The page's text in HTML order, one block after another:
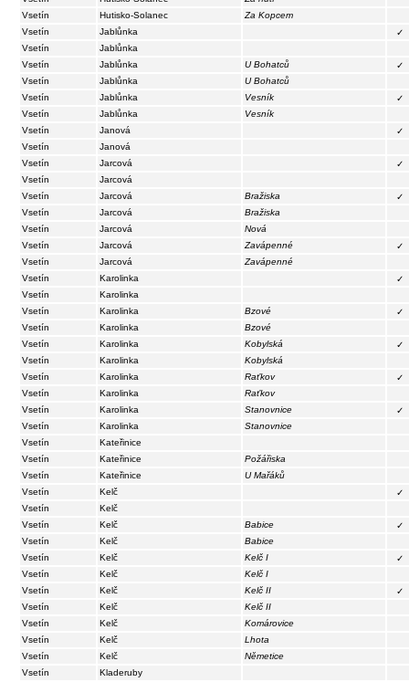
Vsetín
Hutisko-Solanec
Za Kopcem
Vsetín
Jablůnka
✓
Vsetín
Jablůnka
Vsetín
Jablůnka U Bohatců
✓
Vsetín
Jablůnka
U Bohatců
Vsetín
Jablůnka Vesník
✓
Vsetín
Jablůnka
Vesník
Vsetín
Janová
✓
Vsetín
Janová
Vsetín
Jarcová
✓
Vsetín
Jarcová
Vsetín
Jarcová Bražiska
✓
Vsetín
Jarcová
Bražiska
Vsetín
Jarcová
Nová
Vsetín
Jarcová Zavápenné
✓
Vsetín
Jarcová
Zavápenné
Vsetín
Karolinka
✓
Vsetín
Karolinka
Vsetín
Karolinka Bzové
✓
Vsetín
Karolinka
Bzové
Vsetín
Karolinka Kobylská
✓
Vsetín
Karolinka
Kobylská
Vsetín
Karolinka Raťkov
✓
Vsetín
Karolinka
Raťkov
Vsetín
Karolinka Stanovnice
✓
Vsetín
Karolinka
Stanovnice
Vsetín
Kateřinice
Vsetín
Kateřinice
Požářiska
Vsetín
Kateřinice
U Mařáků
Vsetín
Kelč
✓
Vsetín
Kelč
Vsetín
Kelč Babice
✓
Vsetín
Kelč
Babice
Vsetín
Kelč Kelč I
✓
Vsetín
Kelč
Kelč I
Vsetín
Kelč Kelč II
✓
Vsetín
Kelč
Kelč II
Vsetín
Kelč
Komárovice
Vsetín
Kelč
Lhota
Vsetín
Kelč
Němetice
Vsetín
Kladeruby